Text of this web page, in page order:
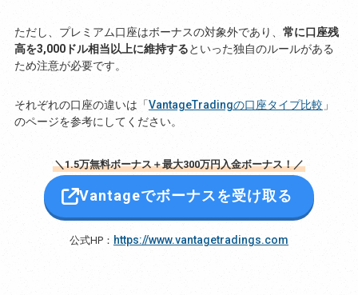
ただし、プレミアム口座はボーナスの対象外であり、 常に口座残
高を3,000ドル相当以上に維持するといった独自のルールがある
ため注意が必要です。
それぞれの口座の違いは「VantageTradingの口座タイプ比較 」
のページを参考にしてください。
＼1.5万無料ボーナス＋最大300万円入金ボーナス！／
Vantageでボーナスを受け取る
公式HP： https://www.vantagetradings.com